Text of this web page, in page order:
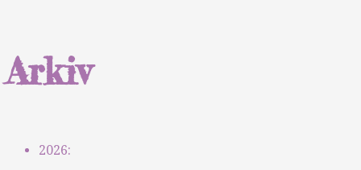
Arkiv
2026: